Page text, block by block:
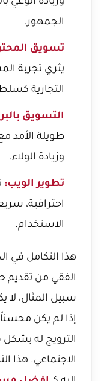
الجمهور.
تسويق
يثري تجربة
التجارية
التسويق
طويلة الأمد
وزيادة الولاء.
تطوير الويب:
احترافية،
الاستخدام.
هذا التكامل في
الفقي من تقديم
سبيل المثال،
إذا لم يكن
الترويج له
الاجتماعي. هذا